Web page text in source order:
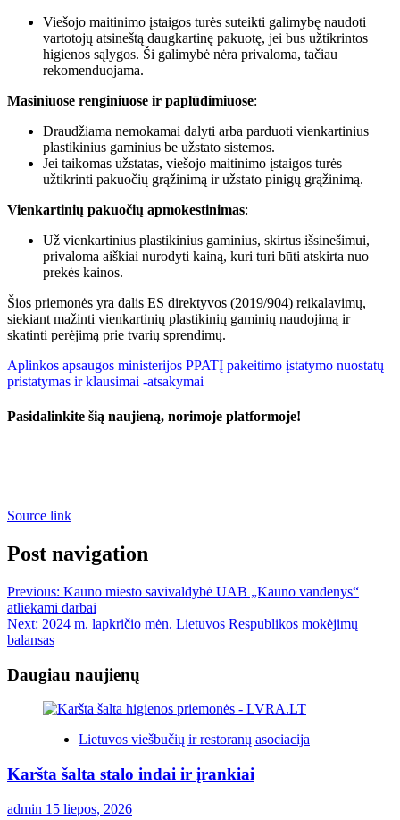
Viešojo maitinimo įstaigos turės suteikti galimybę naudoti
vartotojų atsineštą daugkartinę pakuotę, jei bus užtikrintos
higienos sąlygos. Ši galimybė nėra privaloma, tačiau
rekomenduojama.
Masiniuose renginiuose ir paplūdimiuose:
Draudžiama nemokamai dalyti arba parduoti vienkartinius
plastikinius gaminius be užstato sistemos.
Jei taikomas užstatas, viešojo maitinimo įstaigos turės
užtikrinti pakuočių grąžinimą ir užstato pinigų grąžinimą.
Vienkartinių pakuočių apmokestinimas:
Už vienkartinius plastikinius gaminius, skirtus išsinešimui,
privaloma aiškiai nurodyti kainą, kuri turi būti atskirta nuo
prekės kainos.
Šios priemonės yra dalis ES direktyvos (2019/904) reikalavimų,
siekiant mažinti vienkartinių plastikinių gaminių naudojimą ir
skatinti perėjimą prie tvarių sprendimų.
Aplinkos apsaugos ministerijos PPATĮ pakeitimo įstatymo nuostatų
pristatymas ir klausimai -atsakymai
Pasidalinkite šią naujieną, norimoje platformoje!
Source link
Post navigation
Previous: Kauno miesto savivaldybė UAB „Kauno vandenys“
atliekami darbai
Next: 2024 m. lapkričio mėn. Lietuvos Respublikos mokėjimų
balansas
Daugiau naujienų
Lietuvos viešbučių ir restoranų asociacija
Karšta šalta stalo indai ir įrankiai
admin 15 liepos, 2026